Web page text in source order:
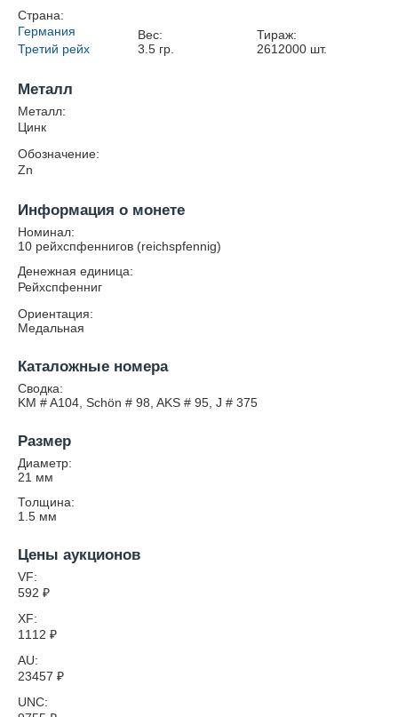
Страна:
Германия
Третий рейх
Вес:
3.5гр.
Тираж:
2612000 шт.
Металл
Металл:
Цинк
Обозначение:
Zn
Информация о монете
Номинал:
10 рейхспфеннигов (reichspfennig)
Денежная единица:
Рейхспфенниг
Ориентация:
Медальная
Каталожные номера
Сводка:
KM # A104, Schön # 98, AKS # 95, J # 375
Размер
Диаметр:
21 мм
Толщина:
1.5 мм
Цены аукционов
VF:
592 ₽
XF:
1112 ₽
AU:
23457 ₽
UNC: